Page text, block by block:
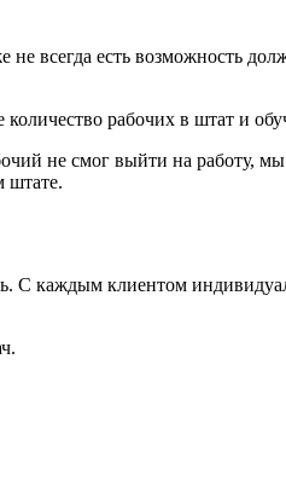
всегда есть возможность
рабочих в штат и
не смог выйти на работу,
штате.
С каждым клиентом